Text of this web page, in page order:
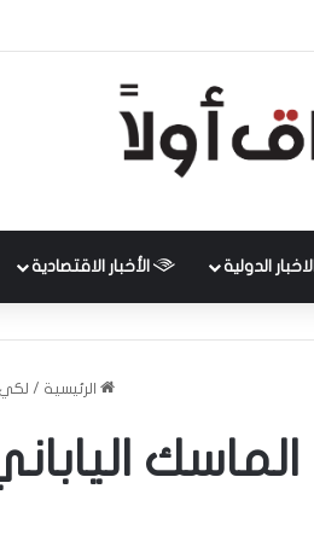
الاخبار الدولية الأخبار الاقتصادية
الرئيسية /
الماسك